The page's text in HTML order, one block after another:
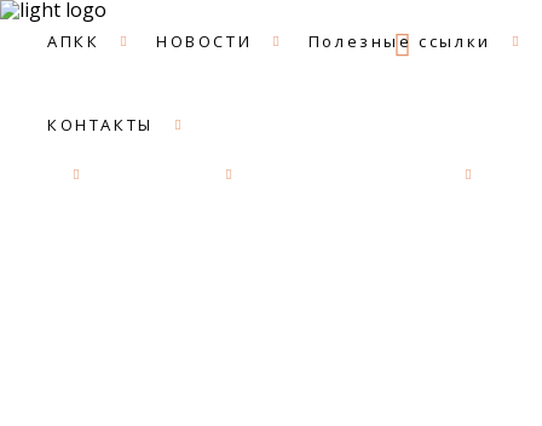
09:00
АПКК НОВОСТИ Полезные ссылки
КОНТАКТЫ